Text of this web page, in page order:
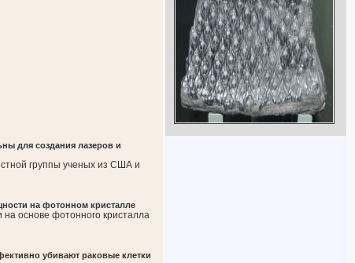
для создания лазеров и
группы ученых из США и
на фотонном кристалле
основе фотонного кристалла
убивают раковые клетки